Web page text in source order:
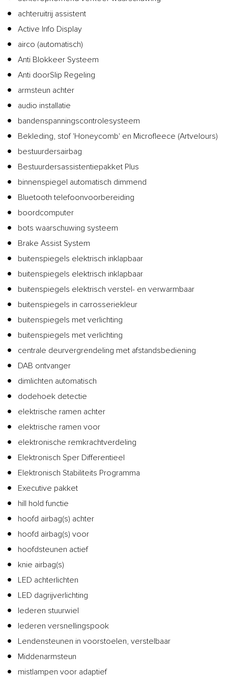
achteruitrij assistent
Active Info Display
airco (automatisch)
Anti Blokkeer Systeem
Anti doorSlip Regeling
armsteun achter
audio installatie
bandenspanningscontrolesysteem
Bekleding, stof 'Honeycomb' en Microfleece (Artvelours)
bestuurdersairbag
Bestuurdersassistentiepakket Plus
binnenspiegel automatisch dimmend
Bluetooth telefoonvoorbereiding
boordcomputer
bots waarschuwing systeem
Brake Assist System
buitenspiegels elektrisch inklapbaar
buitenspiegels elektrisch inklapbaar
buitenspiegels elektrisch verstel- en verwarmbaar
buitenspiegels in carrosseriekleur
buitenspiegels met verlichting
buitenspiegels met verlichting
centrale deurvergrendeling met afstandsbediening
DAB ontvanger
dimlichten automatisch
dodehoek detectie
elektrische ramen achter
elektrische ramen voor
elektronische remkrachtverdeling
Elektronisch Sper Differentieel
Elektronisch Stabiliteits Programma
Executive pakket
hill hold functie
hoofd airbag(s) achter
hoofd airbag(s) voor
hoofdsteunen actief
knie airbag(s)
LED achterlichten
LED dagrijverlichting
lederen stuurwiel
lederen versnellingspook
Lendensteunen in voorstoelen, verstelbaar
Middenarmsteun
mistlampen voor adaptief